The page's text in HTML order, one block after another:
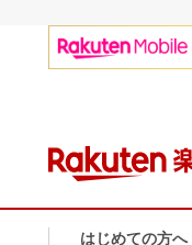
はじめての方へ